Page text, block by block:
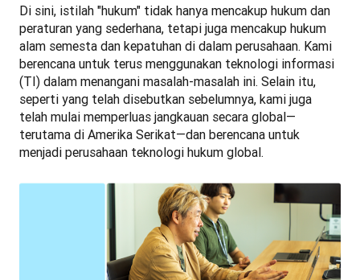
Di sini, istilah "hukum" tidak hanya mencakup hukum dan
peraturan yang sederhana, tetapi juga mencakup hukum
alam semesta dan kepatuhan di dalam perusahaan. Kami
berencana untuk terus menggunakan teknologi informasi
(TI) dalam menangani masalah-masalah ini. Selain itu,
seperti yang telah disebutkan sebelumnya, kami juga
telah mulai memperluas jangkauan secara global—
terutama di Amerika Serikat—dan berencana untuk
menjadi perusahaan teknologi hukum global.